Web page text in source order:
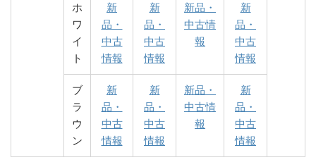
ホ
ワ
イ
ト
新
品・
中古
情報
新
品・
中古
情報
新品・
中古情
報
新
品・
中古
情報
ブ
ラ
ウ
ン
新
品・
中古
情報
新
品・
中古
情報
新品・
中古情
報
新
品・
中古
情報